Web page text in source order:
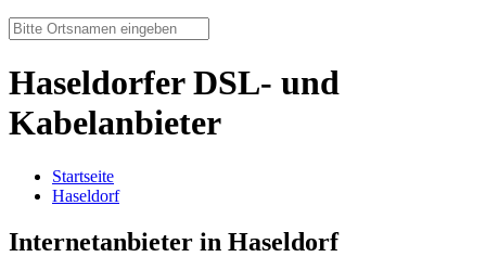
Haseldorfer DSL- und
Kabelanbieter
Startseite
Haseldorf
Internetanbieter in Haseldorf